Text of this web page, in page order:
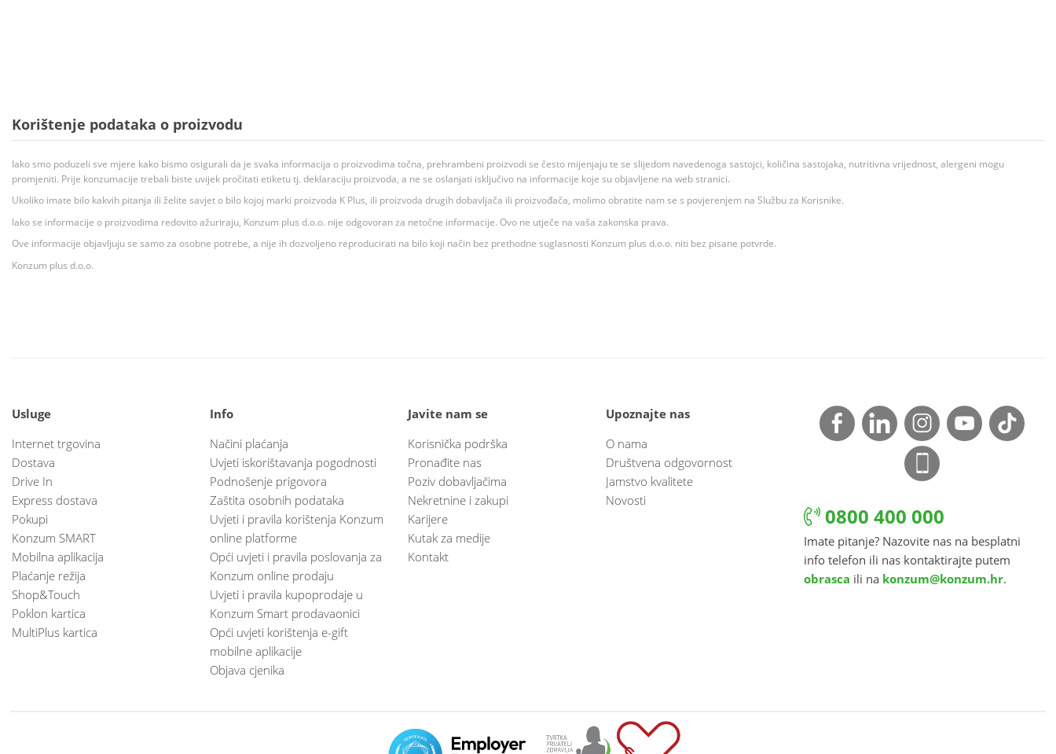
Korištenje podataka o proizvodu
Iako smo poduzeli sve mjere kako bismo osigurali da je svaka informacija o proizvodima točna, prehrambeni proizvodi se često mijenjaju te se slijedom navedenoga sastojci, količina sastojaka, nutritivna vrijednost, alergeni mogu
promjeniti. Prije konzumacije trebali biste uvijek pročitati etiketu tj. deklaraciju proizvoda, a ne se oslanjati isključivo na informacije koje su objavljene na web stranici.
Ukoliko imate bilo kakvih pitanja ili želite savjet o bilo kojoj marki proizvoda K Plus, ili proizvoda drugih dobavljača ili proizvođača, molimo obratite nam se s povjerenjem na Službu za Korisnike.
Iako se informacije o proizvodima redovito ažuriraju, Konzum plus d.o.o. nije odgovoran za netočne informacije. Ovo ne utječe na vaša zakonska prava.
Ove informacije objavljuju se samo za osobne potrebe, a nije ih dozvoljeno reproducirati na bilo koji način bez prethodne suglasnosti Konzum plus d.o.o. niti bez pisane potvrde.
Konzum plus d.o.o.
Usluge
Internet trgovina
Dostava
Drive In
Express dostava
Pokupi
Konzum SMART
Mobilna aplikacija
Plaćanje režija
Shop&Touch
Poklon kartica
MultiPlus kartica
Info
Načini plaćanja
Uvjeti iskorištavanja pogodnosti
Podnošenje prigovora
Zaštita osobnih podataka
Uvjeti i pravila korištenja Konzum
online platforme
Opći uvjeti i pravila poslovanja za
Konzum online prodaju
Uvjeti i pravila kupoprodaje u
Konzum Smart prodavaonici
Opći uvjeti korištenja e-gift
mobilne aplikacije
Objava cjenika
Javite nam se
Korisnička podrška
Pronađite nas
Poziv dobavljačima
Nekretnine i zakupi
Karijere
Kutak za medije
Kontakt
Upoznajte nas
O nama
Društvena odgovornost
Jamstvo kvalitete
Novosti
0800 400 000
Imate pitanje? Nazovite nas na besplatni
info telefon ili nas kontaktirajte putem
obrasca ili na konzum@konzum.hr.